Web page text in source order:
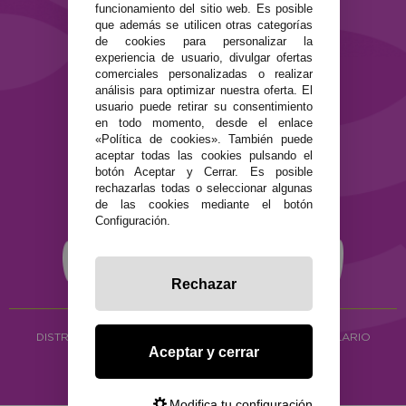
SEGURIDAD Y PRIVACIDAD
Términos y condiciones de uso
Política de privacidad
Política de cookies
DISTRIBUCIÓN ALIMENTACIÓN ECOLÓGICA Y HERBOLARIO
Copyright © 2026 ·www.ecocash.es
·Ecocash Productos Orgánicos S.C
funcionamiento del sitio web. Es posible
que además se utilicen otras categorías
de cookies para personalizar la
experiencia de usuario, divulgar ofertas
comerciales personalizadas o realizar
análisis para optimizar nuestra oferta. El
usuario puede retirar su consentimiento
en todo momento, desde el enlace
«Política de cookies». También puede
aceptar todas las cookies pulsando el
botón Aceptar y Cerrar. Es posible
rechazarlas todas o seleccionar algunas
de las cookies mediante el botón
Configuración.
Rechazar
Aceptar y cerrar